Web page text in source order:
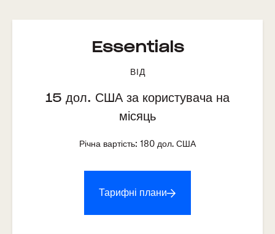
Essentials
ВІД
15 дол. США за користувача на
місяць
Річна вартість: 180 дол. США
Тарифні плани